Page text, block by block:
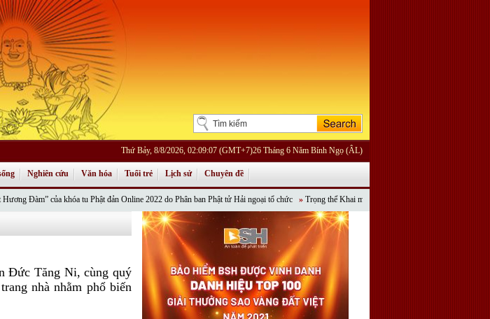
Thứ Bảy, 8/8/2026, 02:09:07 (GMT+7)26 Tháng 6 Năm Bính Ngọ (ÂL)
của khóa tu Phật đản Online 2022 do Phân ban Phật tử Hải ngoại tổ chức» Trọng thể Khai mạc Khoá tu Phật đản Online “Tỏa Ngát Hương
Nghiên cứu Văn hóa Tuổi trẻ Lịch sử Chuyên đề
Đức Tăng Ni, cùng quý
nhà nhằm phổ biến